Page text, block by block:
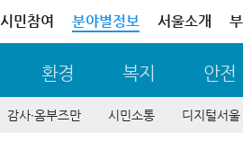
시민참여 분야별정보 서울소개
환경 복지 안전
감사∙옴부즈만 시민소통 디지털서울